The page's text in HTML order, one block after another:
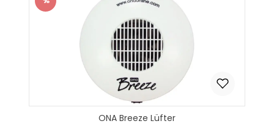
Rabatt
ONA Breeze Lüfter